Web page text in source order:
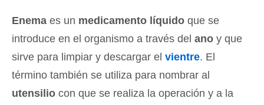
Enema es un medicamento líquido que se
introduce en el organismo a través del ano y que
sirve para limpiar y descargar el vientre. El
término también se utiliza para nombrar al
utensilio con que se realiza la operación y a la